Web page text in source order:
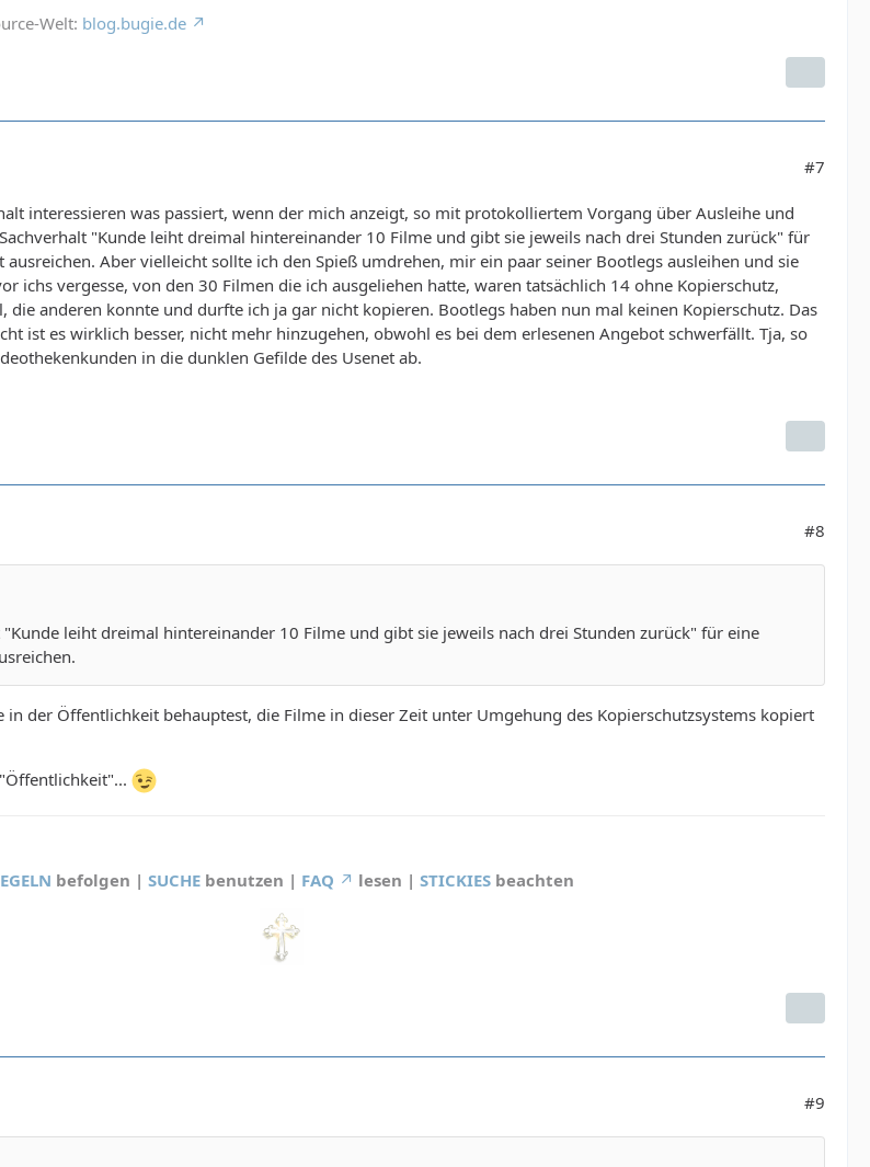
Welt: blog.bugie.de
#7
interessieren was passiert, wenn der mich anzeigt, so mit protokolliertem Vorgang über Ausleihe und
"Kunde leiht dreimal hintereinander 10 Filme und gibt sie jeweils nach drei Stunden zurück" für
Aber vielleicht sollte ich den Spieß umdrehen, mir ein paar seiner Bootlegs ausleihen und sie
ichs vergesse, von den 30 Filmen die ich ausgeliehen hatte, waren tatsächlich 14 ohne Kopierschutz,
die anderen konnte und durfte ich ja gar nicht kopieren. Bootlegs haben nun mal keinen Kopierschutz. Das
ist es wirklich besser, nicht mehr hinzugehen, obwohl es bei dem erlesenen Angebot schwerfällt. Tja, so
in die dunklen Gefilde des Usenet ab.
#8
leiht dreimal hintereinander 10 Filme und gibt sie jeweils nach drei Stunden zurück" für eine
in der Öffentlichkeit behauptest, die Filme in dieser Zeit unter Umgehung des Kopierschutzsystems kopiert
befolgen | SUCHE benutzen | FAQ lesen | STICKIES beachten
#9